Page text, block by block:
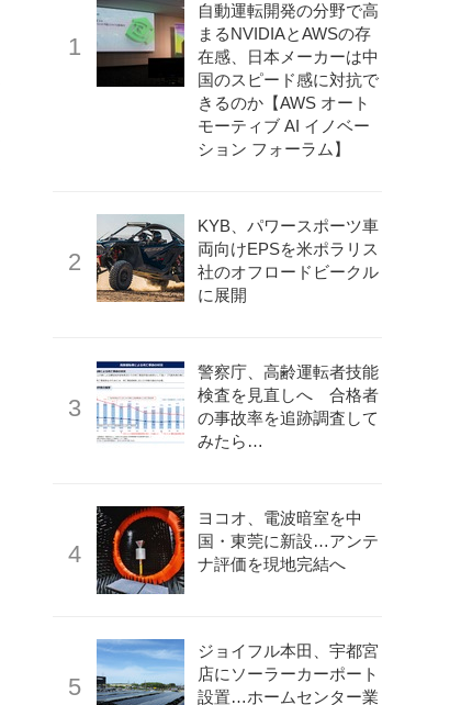
自動運転開発の分野で高
まるNVIDIAとAWSの存
在感、日本メーカーは中
国のスピード感に対抗で
きるのか【AWS オート
モーティブ AI イノベー
ション フォーラム】
KYB、パワースポーツ車
両向けEPSを米ポラリス
社のオフロードビークル
に展開
警察庁、高齢運転者技能
検査を見直しへ 合格者
の事故率を追跡調査して
みたら…
ヨコオ、電波暗室を中
国・東莞に新設…アンテ
ナ評価を現地完結へ
ジョイフル本田、宇都宮
店にソーラーカーポート
設置…ホームセンター業